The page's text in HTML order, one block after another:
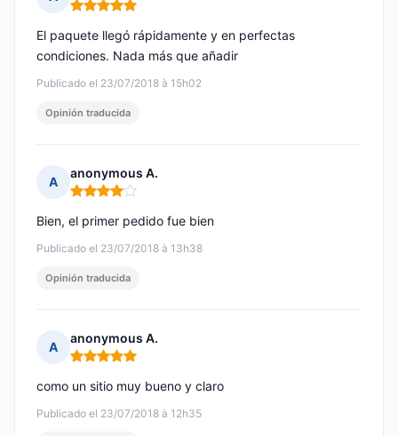
Nota: 5 de 5
Publicado el 23/07/2018 à 15h02
El paquete llegó rápidamente y en perfectas
condiciones. Nada más que añadir
Opinión traducida
A
anonymous A.
Nota: 4 de 5
Publicado el 23/07/2018 à 13h38
Bien, el primer pedido fue bien
Opinión traducida
A
anonymous A.
Nota: 5 de 5
Publicado el 23/07/2018 à 12h35
como un sitio muy bueno y claro